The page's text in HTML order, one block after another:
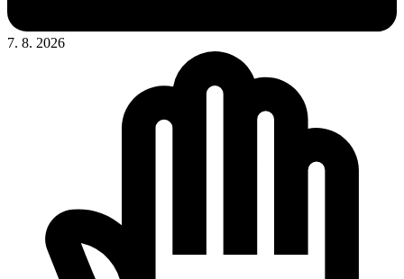
7. 8. 2026